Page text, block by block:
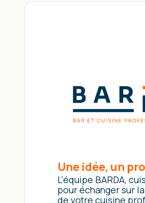
Une idée, un
L’équipe BARDA,
pour échanger sur
de votre cuisine